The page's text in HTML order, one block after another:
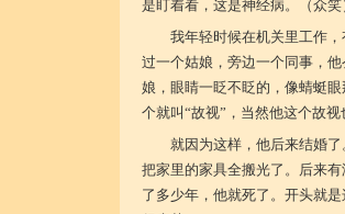
是盯着看，这是神经病。（众笑
我年轻时候在机关里工作
过一个姑娘，旁边一个同事，
娘，眼睛一眨不眨的，像蜻蜓
个就叫“故视”，当然他这个故
就因为这样，他后来结婚
把家里的家具全搬光了。后来
了多少年，他就死了。开头就